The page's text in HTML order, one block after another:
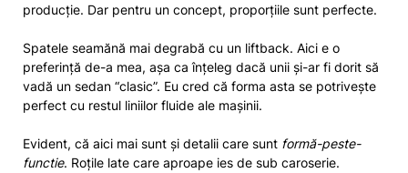
producție. Dar pentru un concept, proporțiile sunt perfecte.
Spatele seamănă mai degrabă cu un liftback. Aici e o
preferință de-a mea, așa ca înțeleg dacă unii și-ar fi dorit să
vadă un sedan “clasic”. Eu cred că forma asta se potrivește
perfect cu restul liniilor fluide ale mașinii.
Evident, că aici mai sunt și detalii care sunt formă-peste-
functie. Roțile late care aproape ies de sub caroserie.